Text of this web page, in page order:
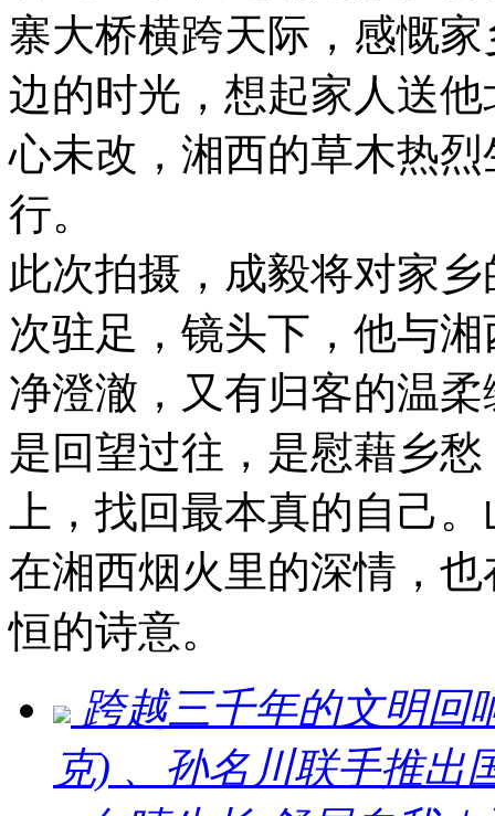
寨大桥横跨天际，感慨
边的时光，想起家人送
心未改，湘西的草木热
行。
此次拍摄，成毅将对家
次驻足，镜头下，他与
净澄澈，又有归客的温
是回望过往，是慰藉乡
上，找回最本真的自己
在湘西烟火里的深情，
恒的诗意。
跨越三千年的文明回
克) 、孙名川联手推出